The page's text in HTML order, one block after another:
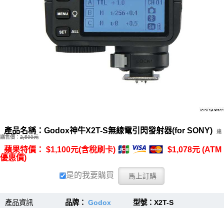
產品名稱：Godox神牛X2T-S無線電引閃發射器(for SONY)
建
議售價： 2,500元
蘋果特價： $1,100元(含稅刷卡)
$1,078元 (ATM
優惠價)
是的我要購買
產品資訊 品牌： Godox 型號：X2T-S